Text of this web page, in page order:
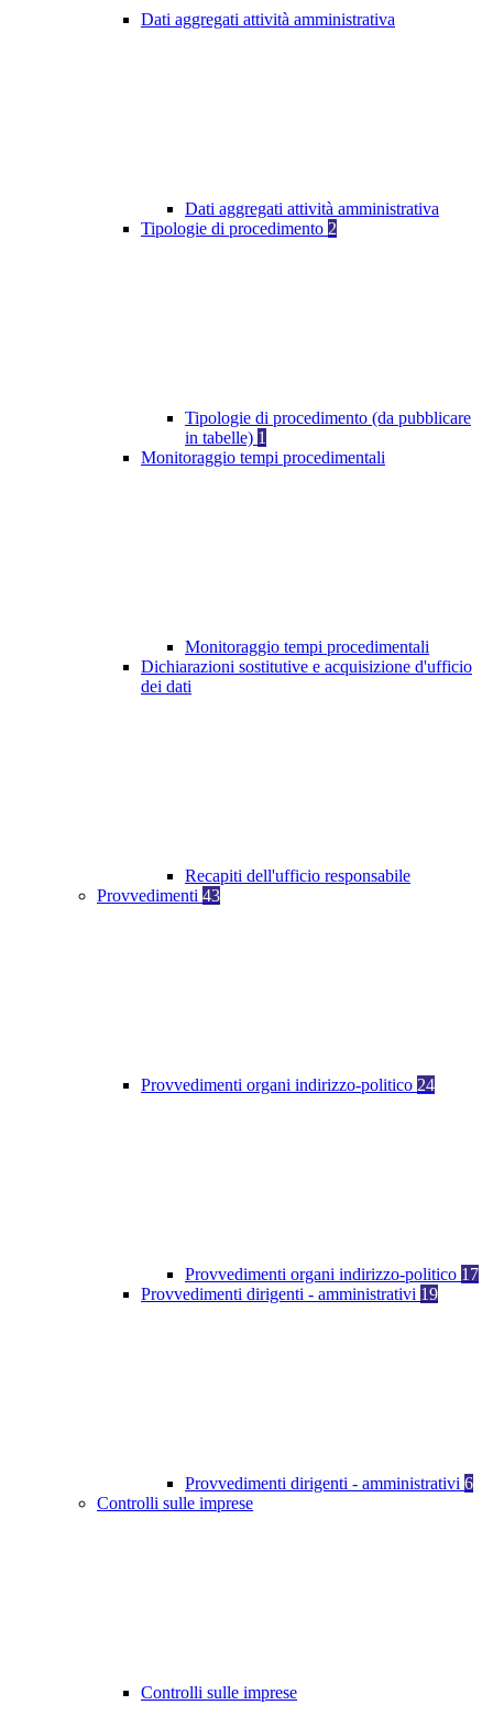
Dati aggregati attività amministrativa
Dati aggregati attività amministrativa
Tipologie di procedimento 2
Tipologie di procedimento (da pubblicare
in tabelle) 1
Monitoraggio tempi procedimentali
Monitoraggio tempi procedimentali
Dichiarazioni sostitutive e acquisizione d'ufficio
dei dati
Recapiti dell'ufficio responsabile
Provvedimenti 43
Provvedimenti organi indirizzo-politico 24
Provvedimenti organi indirizzo-politico 17
Provvedimenti dirigenti - amministrativi 19
Provvedimenti dirigenti - amministrativi 6
Controlli sulle imprese
Controlli sulle imprese